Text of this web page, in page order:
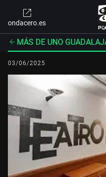
ondacero.es
MÁS DE UNO
03/06/2025